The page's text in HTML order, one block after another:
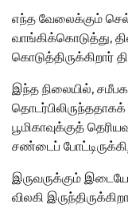
எந்த வேலைக்கும்
வாங்கிக்கொடுத்து,
கொடுத்திருக்கிறார்
இந்த நிலையில்,
தொடர்பிலிருந்ததாகக்
பூமிகாவுக்குத்
சண்டைப்
இருவருக்கும்
விலகி